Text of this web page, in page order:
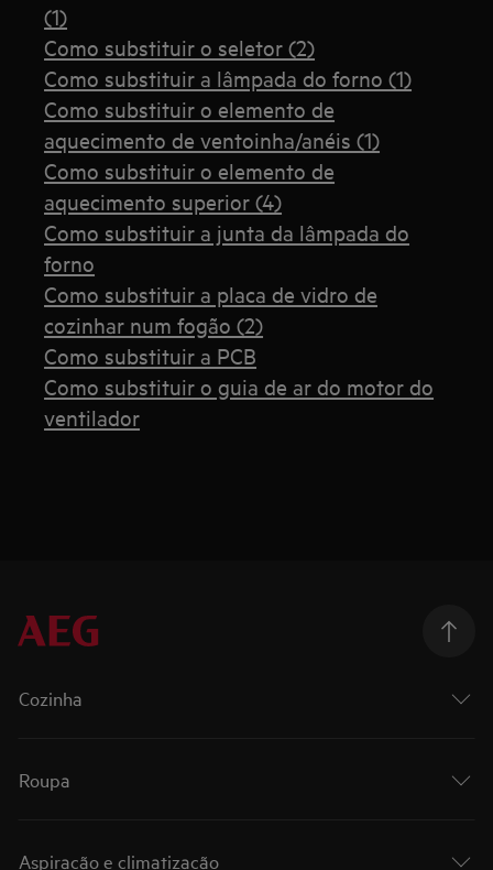
(1)
Como substituir o seletor (2)
Como substituir a lâmpada do forno (1)
Como substituir o elemento de
aquecimento de ventoinha/anéis (1)
Como substituir o elemento de
aquecimento superior (4)
Como substituir a junta da lâmpada do
forno
Como substituir a placa de vidro de
cozinhar num fogão (2)
Como substituir a PCB
Como substituir o guia de ar do motor do
ventilador
Cozinha
Roupa
Aspiração e climatização